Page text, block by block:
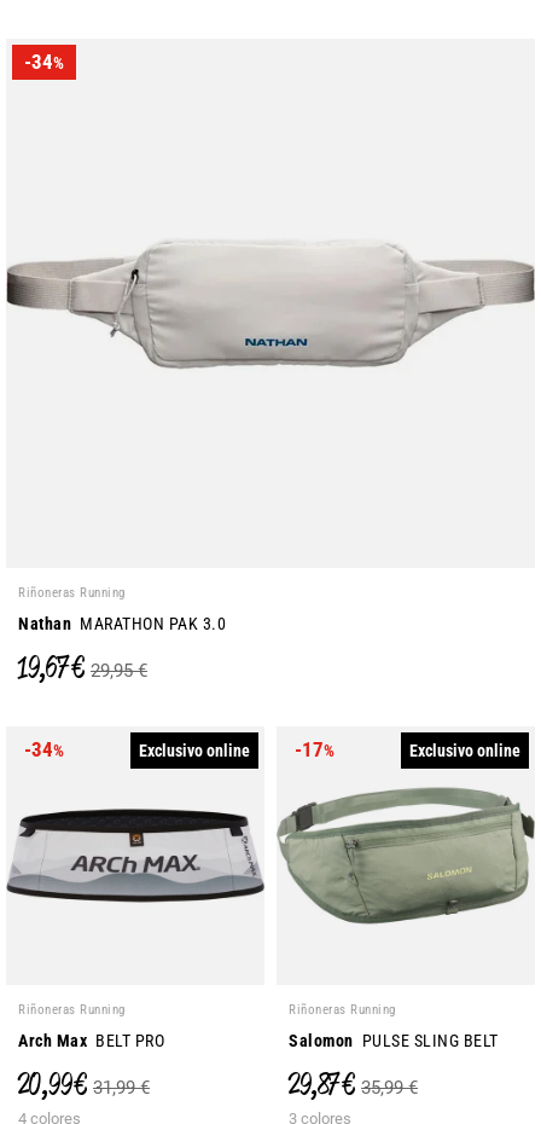
-34%
Riñoneras Running
Nathan MARATHON PAK 3.0
19,67 € 29,95 €
-34% Exclusivo online
Riñoneras Running
Arch Max BELT PRO
20,99 € 31,99 €
4 colores
-17% Exclusivo online
Riñoneras Running
Salomon PULSE SLING BELT
29,87 € 35,99 €
3 colores